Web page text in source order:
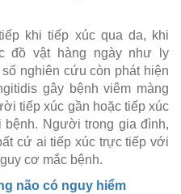
khi tiếp xúc qua da, khi
đồ vật hàng ngày như ly
nghiên cứu còn phát hiện
gây bệnh viêm màng
tiếp xúc gần hoặc tiếp xúc
Người trong gia đình,
cứ ai tiếp xúc trực tiếp với
cơ mắc bệnh.
não có nguy hiểm